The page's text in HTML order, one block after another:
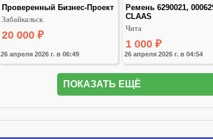
26 апреля 2026 г. в 06:49
⁣Проверенный Бизнес-Проект
Забайкальск
20 000 ₽
26 апреля 2026 г. в 04:54
Ремень 6290021,
CLAAS
Чита
1 000 ₽
ПОКАЗАТЬ ЕЩЁ